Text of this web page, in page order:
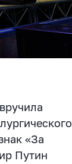
«За
Путин